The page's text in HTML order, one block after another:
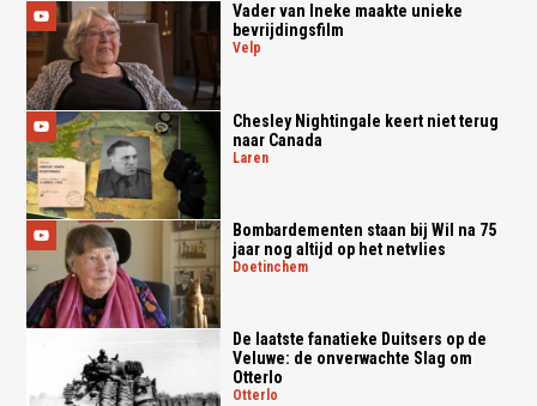
Vader van Ineke maakte unieke
bevrijdingsfilm
velp
Chesley Nightingale keert niet terug
naar Canada
laren
Bombardementen staan bij Wil na 75
jaar nog altijd op het netvlies
doetinchem
De laatste fanatieke Duitsers op de
Veluwe: de onverwachte Slag om
Otterlo
otterlo